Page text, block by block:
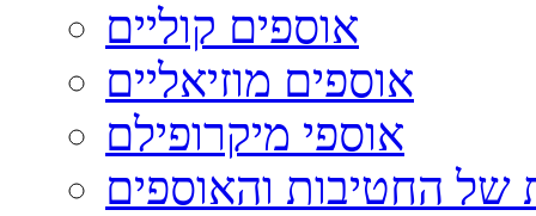
אוספים קוליים
אוספים מוזיאליים
אוספי מיקרופילם
של החטיבות והאוספים